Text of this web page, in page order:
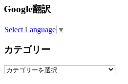
Google翻訳
Select Language ▼
カテゴリー
カ